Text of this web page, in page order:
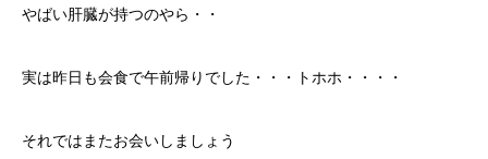
やばい肝臓が持つのやら・・
実は昨日も会食で午前帰りでした・・・トホホ・・・・
それではまたお会いしましょう